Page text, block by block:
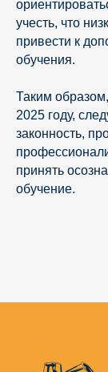
учесть, что
привести к
обучения.
Таким
2025 году,
законность,
принять
обучение.